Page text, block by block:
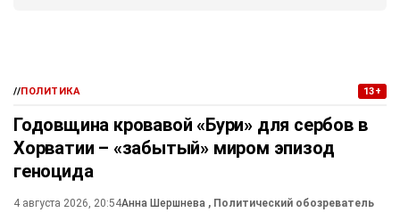
//ПОЛИТИКА 13+
Годовщина кровавой «Бури» для сербов в
Хорватии – «забытый» миром эпизод
геноцида
4 августа 2026, 20:54Анна Шершнева , Политический обозреватель